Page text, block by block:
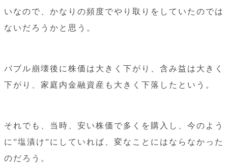
いなので、かなりの頻度でやり取りをしていたのでは
ないだろうかと思う。
バブル崩壊後に株価は大きく下がり、含み益は大きく
下がり、家庭内金融資産も大きく下落したという。
それでも、当時、安い株価で多くを購入し、今のよう
に”塩漬け”にしていれば、変なことにはならなかった
のだろう。